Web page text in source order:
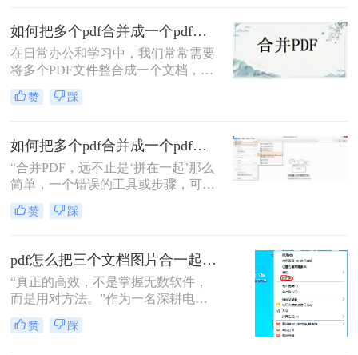
如何把多个pdf合并成一个pdf？来试试这两种高效方法！
在日常办公和学习中，我们常常需要
将多个PDF文件整合成一个文档，以
便更好地管理和分享信息。那么如何
把多个pdf合并成一个pdf呢？为了帮
介绍两种简单而实用的方法来合并多
个PDF文件。
赞 踩
如何把多个pdf合并成一个pdf？5种高效合并方法详解！
“合并PDF，远不止是‘拼在一起’那么
简单，一个错误的工具或步骤，可能
让你精心排版的文档面目全
非。”——这是从业多年，处理过上
赞 踩
pdf怎么把三个文档图片合一起？三招搞定，最后一招在线即用无门槛！
“真正的高效，不是掌握无数软件，
而是用对方法。”作为一名深耕电脑
办公软件测评多年的博主，小编经常
在后台收到类似的求助：“手头有三
赞 踩